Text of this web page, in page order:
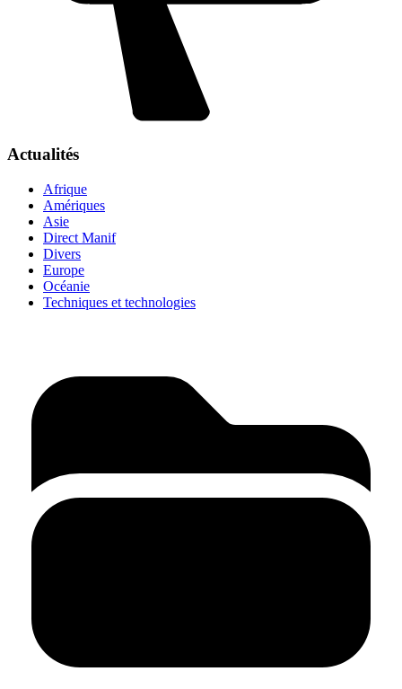
Actualités
Afrique
Amériques
Asie
Direct Manif
Divers
Europe
Océanie
Techniques et technologies